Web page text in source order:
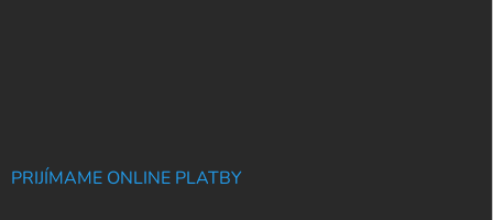
PRIJÍMAME ONLINE PLATBY